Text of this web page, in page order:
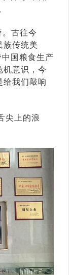
古往今
族传统美
国粮食生产
机意识，今
给我们敲响
尖上的浪